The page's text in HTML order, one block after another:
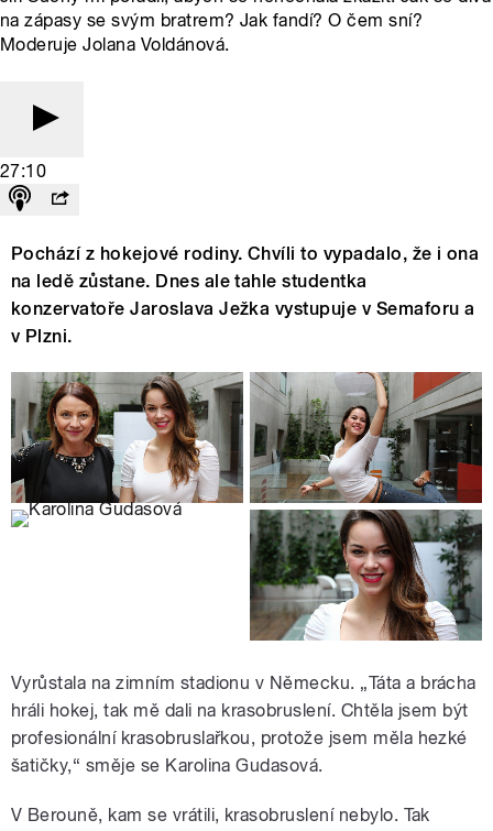
na zápasy se svým bratrem? Jak fandí? O čem sní?
Moderuje Jolana Voldánová.
27:10
Pochází z hokejové rodiny. Chvíli to vypadalo, že i ona
na ledě zůstane. Dnes ale tahle studentka
konzervatoře Jaroslava Ježka vystupuje v Semaforu a
v Plzni.
Vyrůstala na zimním stadionu v Německu. „Táta a brácha
hráli hokej, tak mě dali na krasobruslení. Chtěla jsem být
profesionální krasobruslařkou, protože jsem měla hezké
šatičky,“ směje se Karolina Gudasová.
V Berouně, kam se vrátili, krasobruslení nebylo. Tak